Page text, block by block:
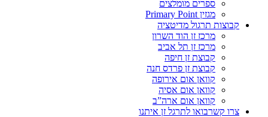
ספרים מומלצים
מגזין Primary Point
קבוצות תרגול מדיטציה
מרכז זן הוד השרון
מרכז זן תל אביב
קבוצת זן חיפה
קבוצת זן פרדס חנה
קוואן אום אירופה
קוואן אום אסיה
קוואן אום ארה”ב
צרו קשרבואו לתרגל זן איתנו